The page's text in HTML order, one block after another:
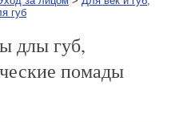
губ
длы губ,
помады